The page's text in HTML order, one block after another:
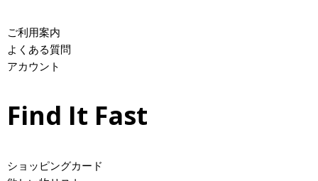
ご利用案内
よくある質問
アカウント
Find It Fast
ショッピングカード